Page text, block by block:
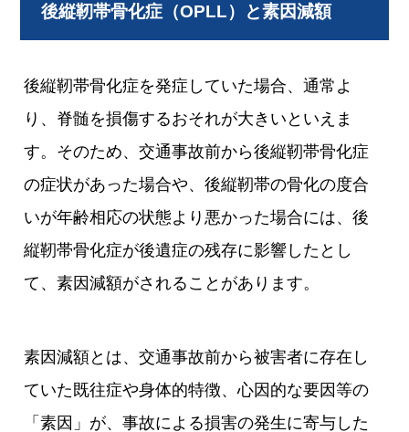
後縦靭帯骨化症（OPLL）と素因減額
後縦靭帯骨化症を発症していた場合、通常よ
り、脊髄を損傷するおそれが大きいといえま
す。そのため、交通事故前から後縦靭帯骨化症
の症状があった場合や、後縦靭帯の骨化の度合
いが年齢相応の状態より悪かった場合には、後
縦靭帯骨化症が後遺症の残存に影響したとし
て、素因減額がされることがあります。
素因減額とは、交通事故前から被害者に存在し
ていた既往症や身体的特徴、心因的な要因等の
「素因」が、事故による損害の発生に寄与した